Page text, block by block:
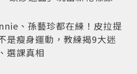
、孫藝珍都在練！皮拉提
是瘦身運動，教練揭9大迷
選課真相